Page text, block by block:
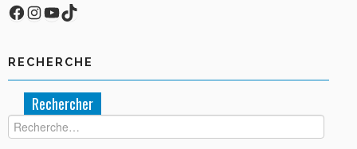
Facebook
Compte Instagram
YouTube
TikTok
RECHERCHE
Rechercher :